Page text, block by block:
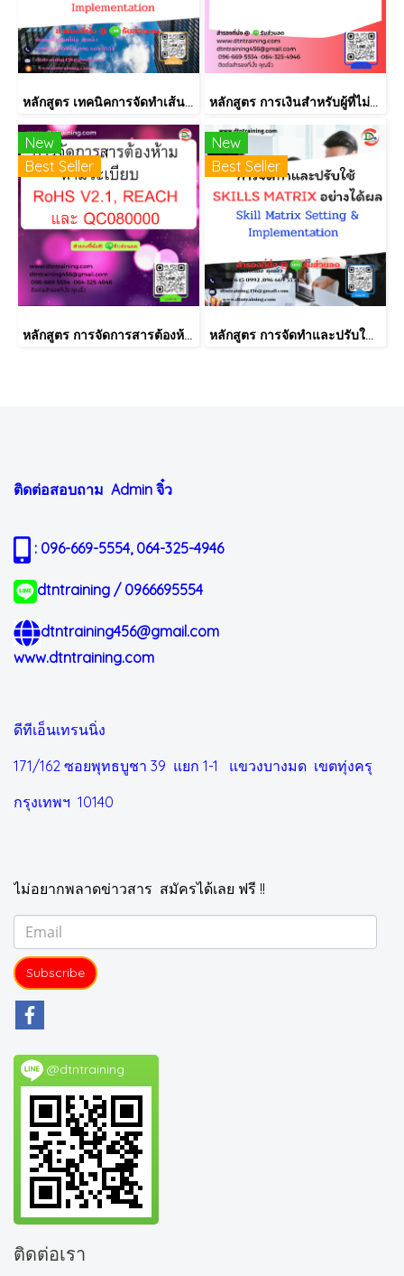
หลักสูตร เทคนิคการจัดทำเส้นทางการฝึกอบรม และการพัฒนาบุคลากร เป็นรายบุคคลอย่างเป็นระบบ Effective Training and Development Road Map & IDP Implementation หลักสูตร การเงินสำหรับผู้ที่ไม่ได้มีวิชาชีพด้านการเงิน (Finance for Non-Finance Professionals)
New
Best Seller
หลักสูตร การจัดการสารต้องห้ามตามระเบียบ RoHS V2.1, REACH และ QC080000
New
Best Seller
หลักสูตร การจัดทำและปรับใช้ SKILLS MATRIX อย่างได้ผล Skill Matrix Setting & Implementation
ติดต่อสอบถาม Admin จิ๋ว
: 096-669-5554, 064-325-4946
dtntraining / 0966695554
dtntraining456@gmail.com
www.dtntraining.com
ดีทีเอ็นเทรนนิ่ง
171/162 ซอยพุทธบูชา 39 แยก 1-1 แขวงบางมด เขตทุ่งครุ
กรุงเทพฯ 10140
ไม่อยากพลาดข่าวสาร สมัครได้เลย ฟรี !!
Subscribe
@dtntraining
ติดต่อเรา